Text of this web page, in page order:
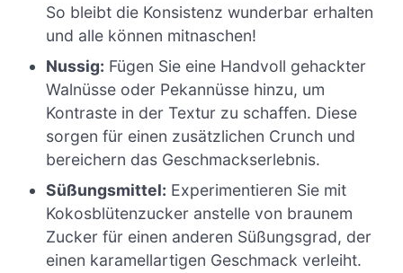
So bleibt die Konsistenz wunderbar erhalten
und alle können mitnaschen!
Nussig: Fügen Sie eine Handvoll gehackter
Walnüsse oder Pekannüsse hinzu, um
Kontraste in der Textur zu schaffen. Diese
sorgen für einen zusätzlichen Crunch und
bereichern das Geschmackserlebnis.
Süßungsmittel: Experimentieren Sie mit
Kokosblütenzucker anstelle von braunem
Zucker für einen anderen Süßungsgrad, der
einen karamellartigen Geschmack verleiht.